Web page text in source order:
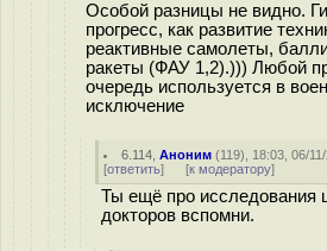
Особой разницы не видно.
прогресс, как развитие
реактивные самолеты,
ракеты (ФАУ 1,2).))) Любой
очередь используется в
исключение
6.114 ,Аноним (119), 18:03, 06/
[ответить] [к модератору]
Ты ещё про исследования
докторов вспомни.